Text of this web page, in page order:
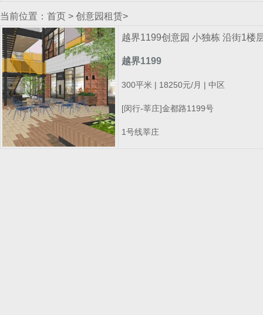
当前位置： 首页 > 创意园租赁>
越界1199创意园 小独栋 沿街1楼
越界1199
300平米 | 18250元/月 | 中区
[闵行-莘庄]金都路1199号
1号线莘庄